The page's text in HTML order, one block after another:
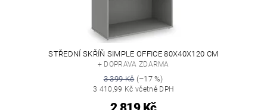
STŘEDNÍ SKŘÍŇ SIMPLE OFFICE 80X40X120 CM
+ DOPRAVA ZDARMA
3 399 Kč(–17 %)
3 410,99 Kč včetně DPH